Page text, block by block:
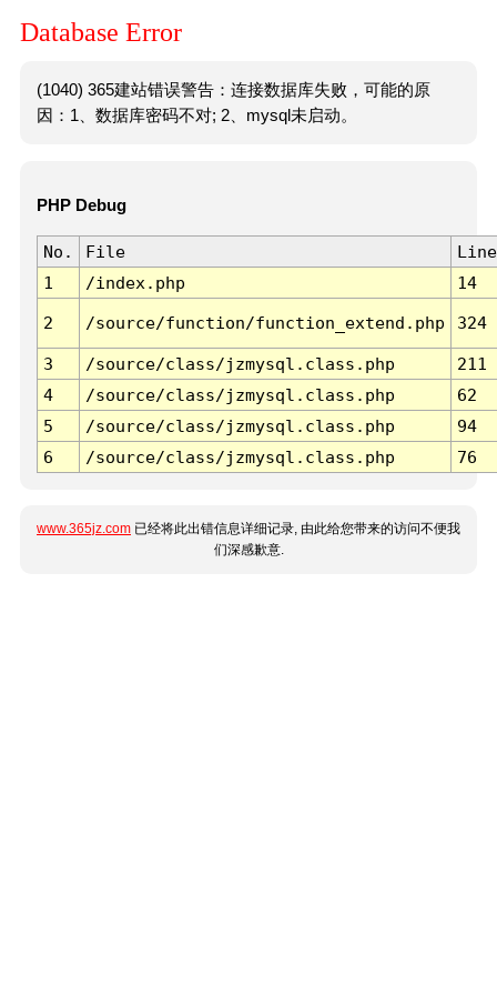
Database Error
(1040) 365建站错误警告：连接数据库失败，可能的原
因：1、数据库密码不对; 2、mysql未启动。
PHP Debug
No. File
Line
1
/index.php 14
2 /source/function/function_extend.php 324
3 /source/class/jzmysql.class.php
211
4
/source/class/jzmysql.class.php
62
5
/source/class/jzmysql.class.php
94
6
/source/class/jzmysql.class.php 76
www.365jz.com 已经将此出错信息详细记录, 由此给您带来的访问不便我
们深感歉意.